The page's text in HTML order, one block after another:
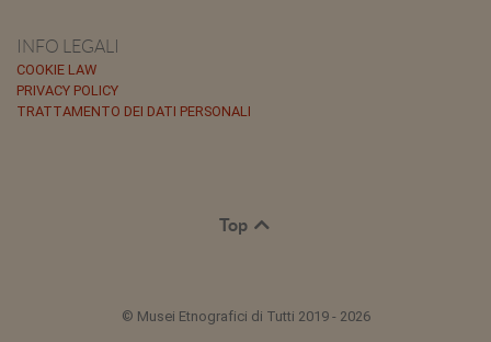
INFO LEGALI
COOKIE LAW
PRIVACY POLICY
TRATTAMENTO DEI DATI PERSONALI
Top
© Musei Etnografici di Tutti 2019 - 2026